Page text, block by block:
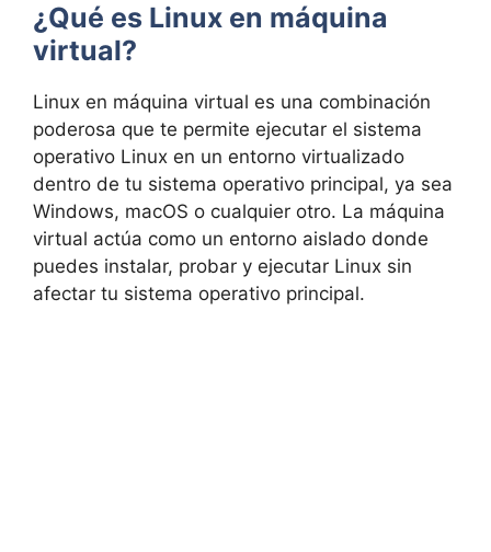
¿Qué es Linux en máquina
virtual?
Linux en máquina virtual es una combinación
poderosa que te permite ejecutar el sistema
operativo Linux en un entorno virtualizado
dentro de tu sistema operativo principal, ya sea
Windows, macOS o cualquier otro. La máquina
virtual actúa como un entorno aislado donde
puedes instalar, probar y ejecutar Linux sin
afectar tu sistema operativo principal.